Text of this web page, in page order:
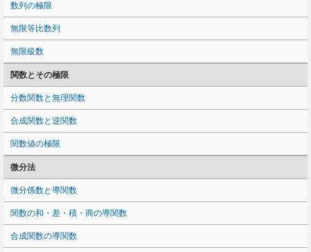
数列の極限
無限等比数列
無限級数
関数とその極限
分数関数と無理関数
合成関数と逆関数
関数値の極限
微分法
微分係数と導関数
関数の和・差・積・商の導関数
合成関数の導関数